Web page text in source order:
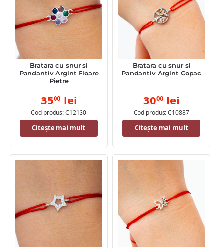
Bratara cu snur si
Pandantiv Argint Floare
Pietre
3500 lei
Cod produs: C12130
Citește mai mult
Bratara cu snur si
Pandantiv Argint Copac
3000 lei
Cod produs: C10887
Citește mai mult